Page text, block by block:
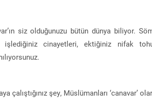
siz olduğunuzu bütün dünya biliyor.
işlediğiniz cinayetleri, ektiğiniz nifak
çalıştığınız şey, Müslümanları ‘canavar’